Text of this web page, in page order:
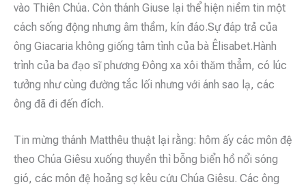
vào Thiên Chúa. Còn thánh Giuse lại thể hiện niềm tin một
cách sống động nhưng âm thầm, kín đáo.Sự đáp trả của
ông Giacaria không giống tâm tình của bà Êlisabet.Hành
trình của ba đạo sĩ phương Đông xa xôi thăm thẳm, có lúc
tưởng như cùng đường tắc lối nhưng với ánh sao lạ, các
ông đã đi đến đích.
Tin mừng thánh Matthêu thuật lại rằng: hôm ấy các môn đệ
theo Chúa Giêsu xuống thuyền thì bỗng biển hồ nổi sóng
gió, các môn đệ hoảng sợ kêu cứu Chúa Giêsu. Các ông